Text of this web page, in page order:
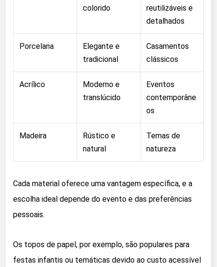
colorido
reutilizáveis e
detalhados
Porcelana
Elegante e
tradicional
Casamentos
clássicos
Acrílico
Moderno e
translúcido
Eventos
contemporâne
os
Madeira
Rústico e
natural
Temas de
natureza
Cada material oferece uma vantagem específica, e a
escolha ideal depende do evento e das preferências
pessoais.
Os topos de papel, por exemplo, são populares para
festas infantis ou temáticas devido ao custo acessível